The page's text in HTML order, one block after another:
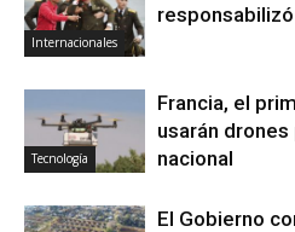
Internacionales
Tecnología
Francia, el
usarán
nacional
El Gobierno